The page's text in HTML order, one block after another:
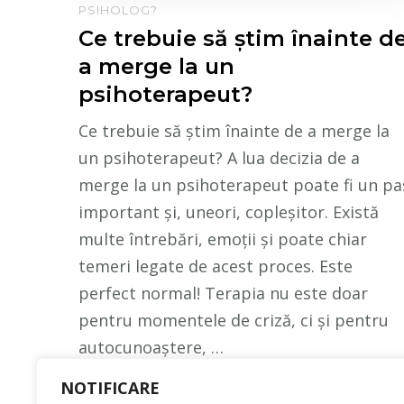
NOTIFICARE
PSIHOLOG?
Ce trebuie să știm înainte
a merge la un
psihoterapeut?
Ce trebuie să știm înainte de a merge la
un psihoterapeut? A lua decizia de a
merge la un psihoterapeut poate fi un
important și, uneori, copleșitor. Există
multe întrebări, emoții și poate chiar
temeri legate de acest proces. Este
perfect normal! Terapia nu este doar
pentru momentele de criză, ci și pentru
autocunoaștere, …
CITEȘTE MAI MULT...